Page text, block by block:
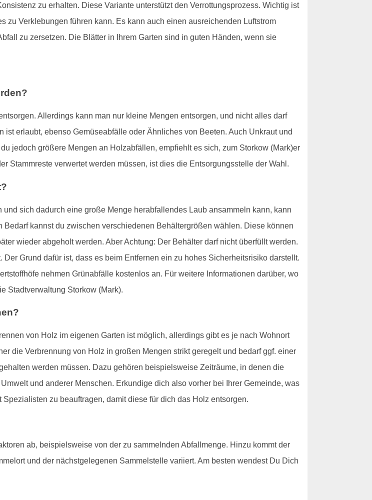
zu erhalten. Diese Variante unterstützt den Verrottungsprozess. Wichtig ist
zu Verklebungen führen kann. Es kann auch einen ausreichenden Luftstrom
zu zersetzen. Die Blätter in Ihrem Garten sind in guten Händen, wenn sie
Allerdings kann man nur kleine Mengen entsorgen, und nicht alles darf
erlaubt, ebenso Gemüseabfälle oder Ähnliches von Beeten. Auch Unkraut und
jedoch größere Mengen an Holzabfällen, empfiehlt es sich, zum Storkow (Mark)er
Stammreste verwertet werden müssen, ist dies die Entsorgungsstelle der Wahl.
sich dadurch eine große Menge herabfallendes Laub ansammeln kann, kann
kannst du zwischen verschiedenen Behältergrößen wählen. Diese können
wieder abgeholt werden. Aber Achtung: Der Behälter darf nicht überfüllt werden.
Grund dafür ist, dass es beim Entfernen ein zu hohes Sicherheitsrisiko darstellt.
nehmen Grünabfälle kostenlos an. Für weitere Informationen darüber, wo
Stadtverwaltung Storkow (Mark).
von Holz im eigenen Garten ist möglich, allerdings gibt es je nach Wohnort
die Verbrennung von Holz in großen Mengen strikt geregelt und bedarf ggf. einer
werden müssen. Dazu gehören beispielsweise Zeiträume, in denen die
und anderer Menschen. Erkundige dich also vorher bei Ihrer Gemeinde, was
zu beauftragen, damit diese für dich das Holz entsorgen.
ab, beispielsweise von der zu sammelnden Abfallmenge. Hinzu kommt der
und der nächstgelegenen Sammelstelle variiert. Am besten wendest Du Dich